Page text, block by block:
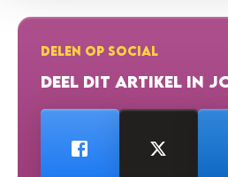
DELEN OP SOCIAL
DEEL DIT ARTIKEL IN